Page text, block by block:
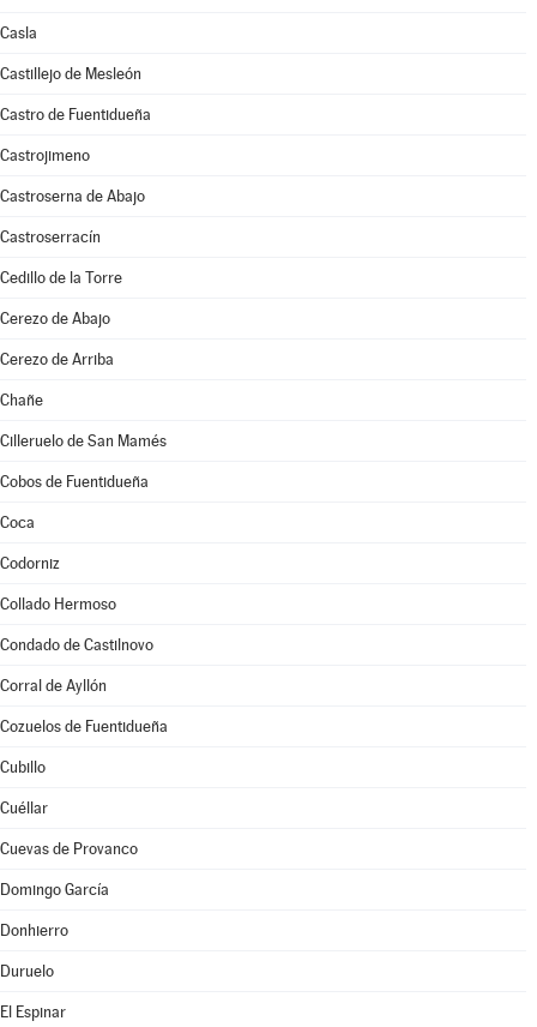
Casla
Castillejo de Mesleón
Castro de Fuentidueña
Castrojimeno
Castroserna de Abajo
Castroserracín
Cedillo de la Torre
Cerezo de Abajo
Cerezo de Arriba
Chañe
Cilleruelo de San Mamés
Cobos de Fuentidueña
Coca
Codorniz
Collado Hermoso
Condado de Castilnovo
Corral de Ayllón
Cozuelos de Fuentidueña
Cubillo
Cuéllar
Cuevas de Provanco
Domingo García
Donhierro
Duruelo
El Espinar